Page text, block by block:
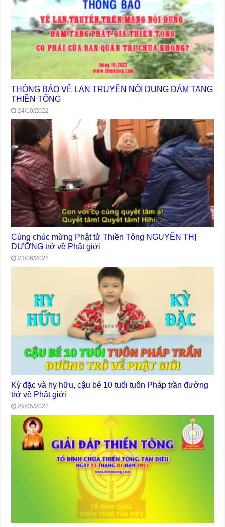
THÔNG BÁO VỀ LAN TRUYỀN NỘI DUNG ĐÁM TANG
THIỀN TÔNG
24/10/2022
Cùng chúc mừng Phật tử Thiền Tông NGUYỄN THỊ
DƯỠNG trở về Phật giới
23/06/2022
Kỳ đặc và hy hữu, cậu bé 10 tuổi tuôn Pháp trần đường
trở về Phật giới
29/05/2022